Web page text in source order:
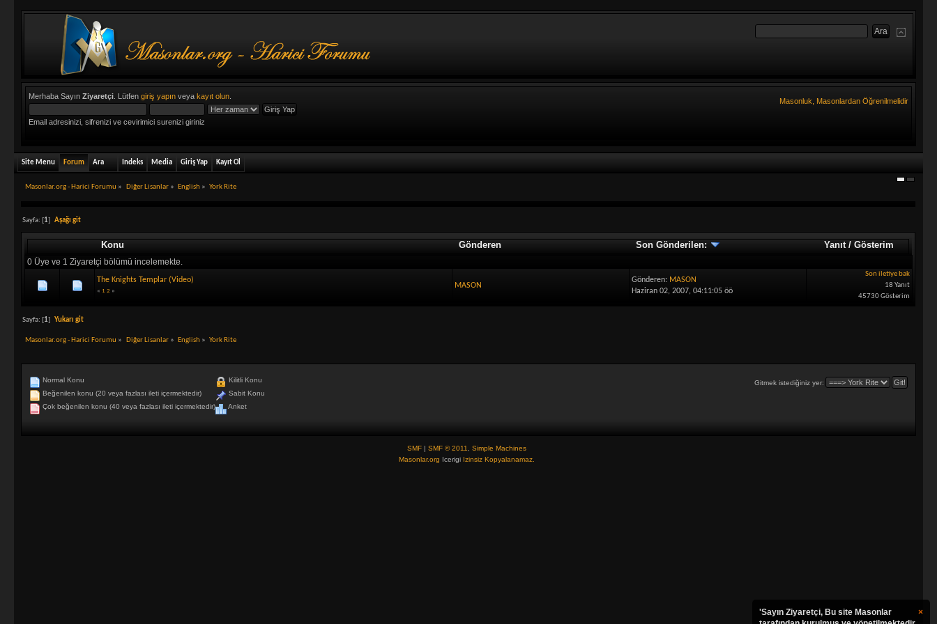
Merhaba SayınZiyaretçi . Lütfengiriş yapın veyakayıt olun
Email adresinizi, sifrenizi ve cevirimici surenizi giriniz
Masonluk, Masonlardan Öğrenilmelidir
Site Menu Forum Ara Indeks Media Giriş Yap Kayıt Ol
Masonlar.org - Harici Forumu » Diğer Lisanlar» English » York Rite
Sayfa: [1]Aşağı git
Konu Gönderen Son Gönderilen: Yanıt/Gösterim
0 Üye ve 1 Ziyaretçi bölümü incelemekte.
The Knights Templar (Video)
« 1 2 »
MASON
Gönderen: MASON
Haziran 02, 2007, 04:11:05 öö
Son iletiye bak
18 Yanıt
45730 Gösterim
Sayfa: [1]Yukarı git
Masonlar.org - Harici Forumu » Diğer Lisanlar» English » York Rite
Gitmek istediğiniz yer:
Normal Konu
Beğenilen konu (20 veya fazlası ileti içermektedir)
Çok beğenilen konu (40 veya fazlası ileti içermektedir)
Kilitli Konu
Sabit Konu
Anket
SMF| SMF © 2011
Simple Machines
Masonlar.org Icerigi Izinsiz Kopyalanamaz.
×
'Sayın Ziyaretçi, Bu site Masonlar